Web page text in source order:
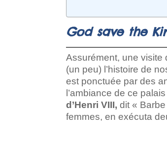
God save the
Assurément, une visite
(un peu) l’histoire de
est ponctuée par des
l’ambiance de ce
d’Henri VIII, dit «
femmes, en exécuta